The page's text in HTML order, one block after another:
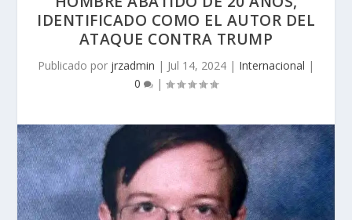
IDENTIFICADO COMO EL AUTOR DEL
ATAQUE CONTRA TRUMP
Publicado por jrzadmin | Jul 14, 2024 | Internacional |
0
|